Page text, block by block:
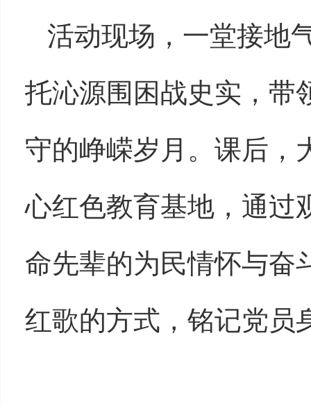
活动现场，一堂接地
托沁源围困战史实，带
守的峥嵘岁月。课后，
心红色教育基地，通过
命先辈的为民情怀与奋
红歌的方式，铭记党员